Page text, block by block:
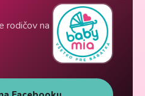
rodičov na